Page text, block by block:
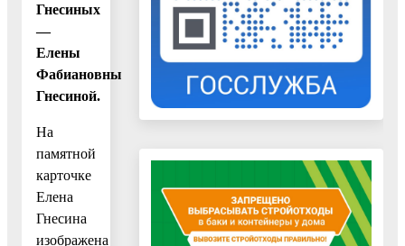
Гнесиных
—
Елены
Фабиановны
Гнесиной.
На
памятной
карточке
Елена
Гнесина
изображена